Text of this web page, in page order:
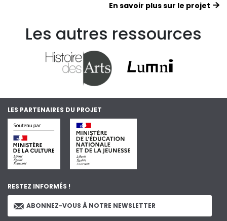
En savoir plus sur le projet
Les autres ressources
LES PARTENAIRES DU PROJET
RESTEZ INFORMÉS !
ABONNEZ-VOUS À NOTRE NEWSLETTER